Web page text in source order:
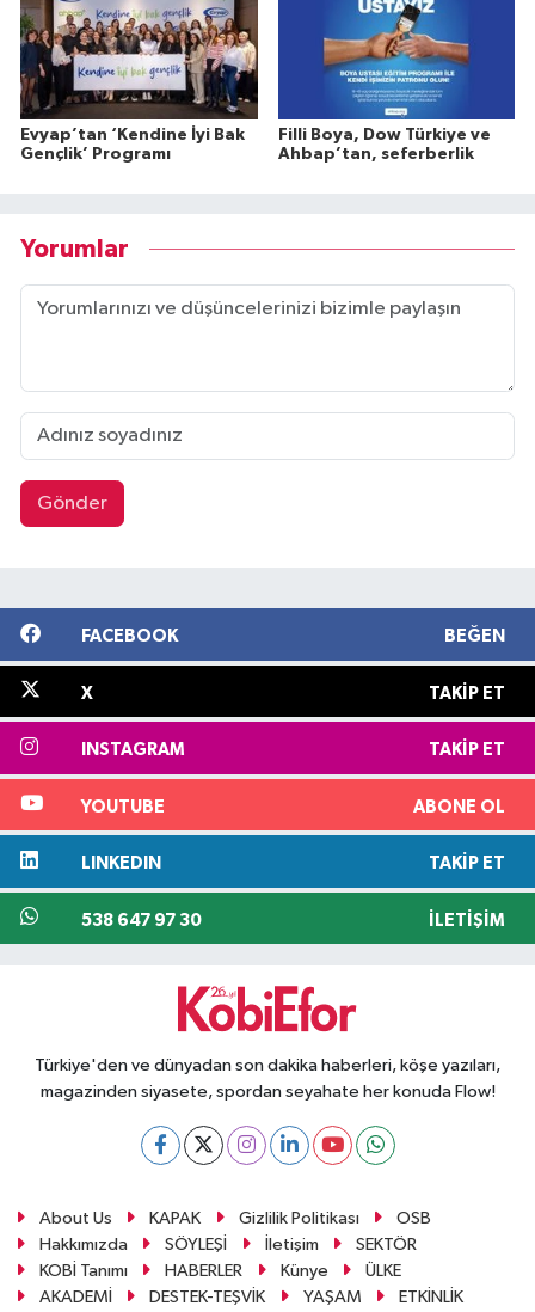
Evyap’tan ‘Kendine İyi Bak
Gençlik’ Programı
Filli Boya, Dow Türkiye ve
Ahbap’tan, seferberlik
Yorumlar
Gönder
FACEBOOK BEĞEN
X TAKIP ET
INSTAGRAM TAKIP ET
YOUTUBE ABONE OL
LINKEDIN TAKIP ET
538 647 97 30 İLETIŞIM
Türkiye'den ve dünyadan son dakika haberleri, köşe yazıları,
magazinden siyasete, spordan seyahate her konuda Flow!
About Us KAPAK Gizlilik Politikası
OSB
Hakkımızda
SÖYLEŞİ İletişim
SEKTÖR
KOBİ Tanımı
HABERLER Künye
ÜLKE
AKADEMİ
DESTEK-TEŞVİK YAŞAM ETKİNLİK